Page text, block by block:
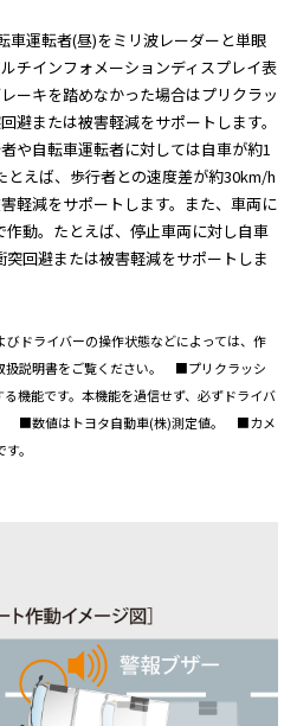
車運転者(昼)をミリ波レーダーと単眼
チインフォメーションディスプレイ表
ーキを踏めなかった場合はプリクラッ
避または被害軽減をサポートします。
や自転車運転者に対しては自車が約1
えば、歩行者との速度差が約30km/h
軽減をサポートします。また、車両に
動。たとえば、停止車両に対し自車
回避または被害軽減をサポートしま
ドライバーの操作状態などによっては、作
扱説明書をご覧ください。 ■プリクラッシ
機能です。本機能を過信せず、必ずドライバ
■数値はトヨタ自動車(株)測定値。 ■カメ
。